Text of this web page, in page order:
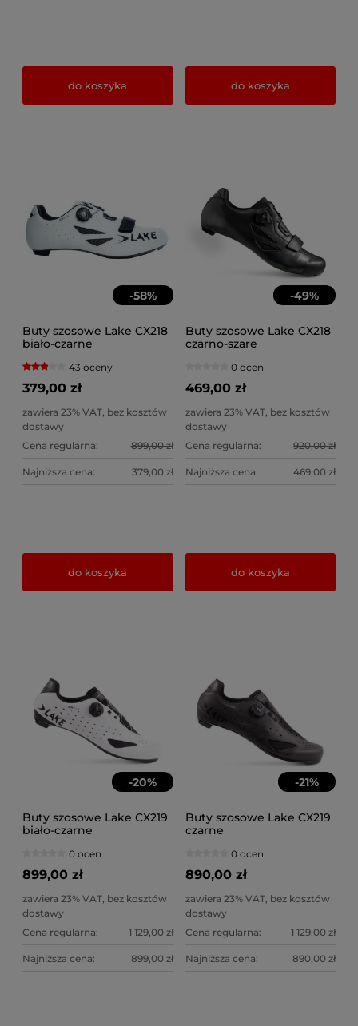
do koszyka do koszyka
-58%
Buty szosowe Lake CX218
biało-czarne
43 oceny
379,00 zł
zawiera 23% VAT, bez kosztów
dostawy
Cena regularna:
899,00 zł
Najniższa cena: 379,00 zł
do koszyka
-49%
Buty szosowe Lake CX218
czarno-szare
0 ocen
469,00 zł
zawiera 23% VAT, bez kosztów
dostawy
Cena regularna:
920,00 zł
Najniższa cena: 469,00 zł
do koszyka
-20%
Buty szosowe Lake CX219
biało-czarne
0 ocen
899,00 zł
zawiera 23% VAT, bez kosztów
dostawy
Cena regularna:
1 129,00 zł
Najniższa cena: 899,00 zł
-21%
Buty szosowe Lake CX219
czarne
0 ocen
890,00 zł
zawiera 23% VAT, bez kosztów
dostawy
Cena regularna:
1 129,00 zł
Najniższa cena: 890,00 zł